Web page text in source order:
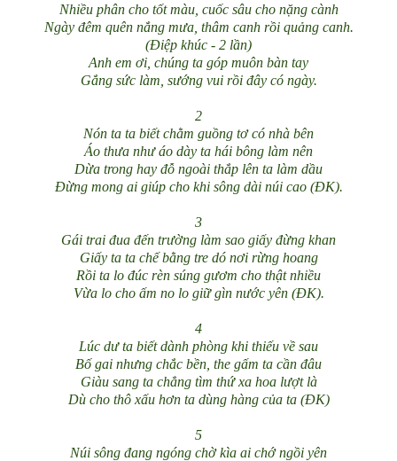
Nhiều phân cho tốt màu, cuốc sâu cho nặng cành
Ngày đêm quên nắng mưa, thâm canh rồi quảng canh.
(Điệp khúc - 2 lần)
Anh em ơi, chúng ta góp muôn bàn tay
Gắng sức làm, sướng vui rồi đây có ngày.
2
Nón ta ta biết chằm guồng tơ có nhà bên
Áo thưa như áo dày ta hái bông làm nên
Dừa trong hay đỗ ngoài thắp lên ta làm dầu
Đừng mong ai giúp cho khi sông dài núi cao (ĐK).
3
Gái trai đua đến trường làm sao giấy đừng khan
Giấy ta ta chế bằng tre dó nơi rừng hoang
Rồi ta lo đúc rèn súng gươm cho thật nhiều
Vừa lo cho ấm no lo giữ gìn nước yên (ĐK).
4
Lúc dư ta biết dành phòng khi thiếu về sau
Bố gai nhưng chắc bền, the gấm ta cần đâu
Giàu sang ta chẳng tìm thứ xa hoa lượt là
Dù cho thô xấu hơn ta dùng hàng của ta (ĐK)
5
Núi sông đang ngóng chờ kìa ai chớ ngồi yên